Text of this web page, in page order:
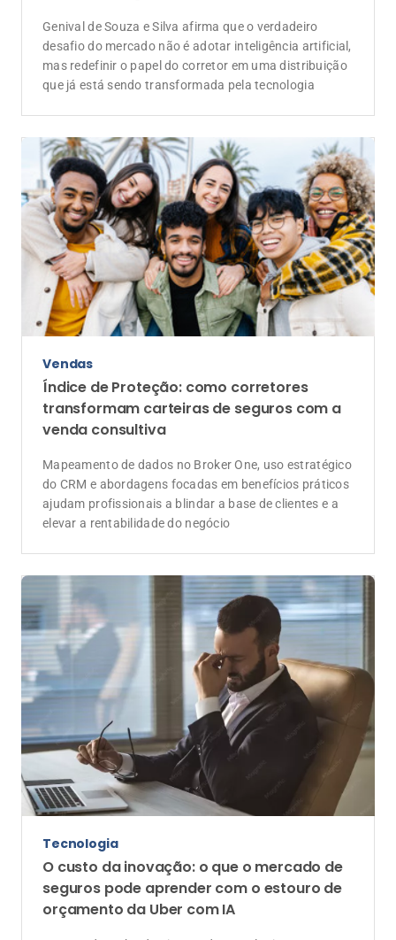
Índice de Proteção: como corretores
transformam carteiras de seguros com a
venda consultiva
ajudam profissionais a blindar a base de clientes e a
elevar a rentabilidade do negócio
Tecnologia
O custo da inovação: o que o mercado de
seguros pode aprender com o estouro de
orçamento da Uber com IA
Estouro de verba da gigante de tecnologia com
ferramentas autônomas alerta as seguradoras sobre
limites da automação e importância da supervisão
humana
Tendências
Seguros se adaptam a um consumidor 50+